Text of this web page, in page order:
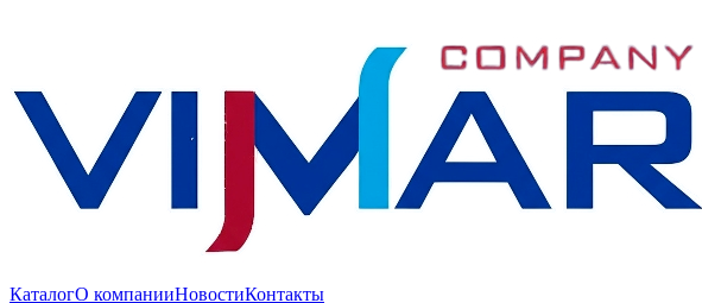
КаталогО компанииНовостиКонтакты